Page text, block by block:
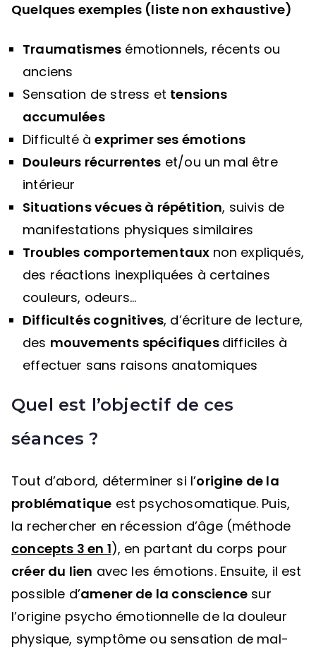
Quelques exemples (liste non exhaustive)
Traumatismes émotionnels, récents ou
anciens
Sensation de stress et tensions
accumulées
Difficulté àexprimer ses émotions
Douleurs récurrentes et/ou un mal être
intérieur
Situations vécues à répétition, suivis de
manifestations physiques similaires
Troubles comportementaux non expliqués,
des réactions inexpliquées à certaines
couleurs, odeurs…
Difficultés cognitives, d’écriture de lecture,
des mouvements spécifiques difficiles à
effectuer sans raisons anatomiques
Quel est l’objectif de ces
séances ?
Tout d’abord, déterminer si l’origine de la
problématique est psychosomatique. Puis,
la rechercher en récession d’âge (méthode
concepts 3 en 1), en partant du corps pour
créer du lien avec les émotions. Ensuite, il est
possible d’amener de la conscience sur
l’origine psycho émotionnelle de la douleur
physique, symptôme ou sensation de mal-